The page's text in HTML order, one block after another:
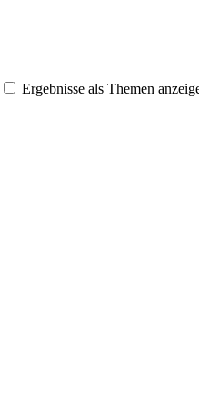
Ergebnisse als Themen